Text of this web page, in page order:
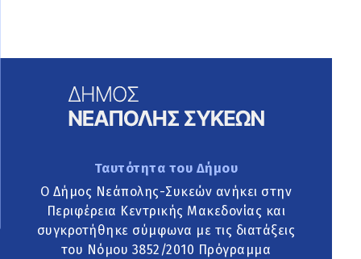
Ταυτότητα του Δήμου
Ο Δήμος Νεάπολης-Συκεών ανήκει στην
Περιφέρεια Κεντρικής Μακεδονίας και
συγκροτήθηκε σύμφωνα με τις διατάξεις
του Νόμου 3852/2010 Πρόγραμμα